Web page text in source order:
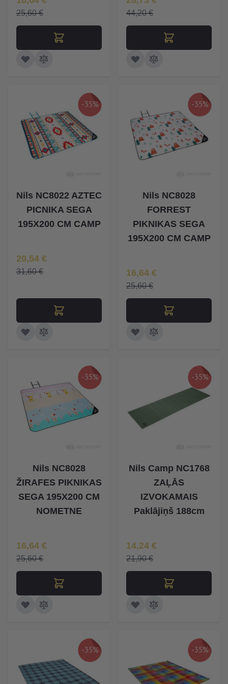
25,60 € 44,20 €
-35%
Nils NC8022 AZTEC
PICNIKA SEGA
195X200 CM CAMP
Īpaša Cena
20,54 €
31,60 €
-35%
Nils NC8028
FORREST
PIKNIKAS SEGA
195X200 CM CAMP
Īpaša Cena
16,64 €
25,60 €
-35%
Nils NC8028
ŽIRAFES PIKNIKAS
SEGA 195X200 CM
NOMETNE
Īpaša Cena
16,64 €
25,60 €
-35%
Nils Camp NC1768
ZAĻĀS
IZVOKAMAIS
Paklājiņš 188cm
Īpaša Cena
14,24 €
21,90 €
-35% -35%